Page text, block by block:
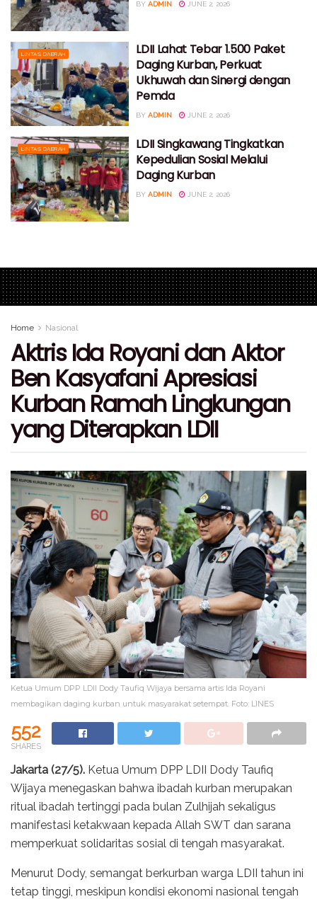
BY ADMIN JUNE 2, 2026
LINTAS DAERAH
LDII Lahat Tebar 1.500 Paket
Daging Kurban, Perkuat
Ukhuwah dan Sinergi dengan
Pemda
BY ADMIN JUNE 2, 2026
LINTAS DAERAH
LDII Singkawang Tingkatkan
Kepedulian Sosial Melalui
Daging Kurban
BY ADMIN JUNE 2, 2026
Home Nasional
Aktris Ida Royani dan Aktor
Ben Kasyafani Apresiasi
Kurban Ramah Lingkungan
yang Diterapkan LDII
Ketua Umum DPP LDII Dody Taufiq Wijaya bersama artis Ida Royani
membagikan daging kurban untuk masyarakat setempat. Foto: LINES
552
SHARES
Jakarta (27/5). Ketua Umum DPP LDII Dody Taufiq
Wijaya menegaskan bahwa ibadah kurban merupakan
ritual ibadah tertinggi pada bulan Zulhijah sekaligus
manifestasi ketakwaan kepada Allah SWT dan sarana
memperkuat solidaritas sosial di tengah masyarakat.
Menurut Dody, semangat berkurban warga LDII tahun ini
tetap tinggi, meskipun kondisi ekonomi nasional tengah